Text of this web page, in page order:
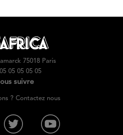
75018 Paris
05 05 05 05 05
suivre
? Contactez nous